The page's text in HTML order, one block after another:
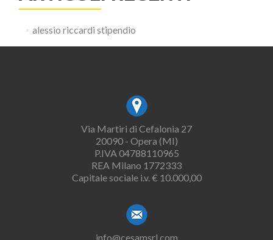
alessio riccardi stipendio
Via Martiri di Cefalonia 27
20090 - Opera (MI)
P.IVA 04788110965
REA Milano 1772333
Capitale sociale i.v. € 10.000,00
info@cesamsrl.com